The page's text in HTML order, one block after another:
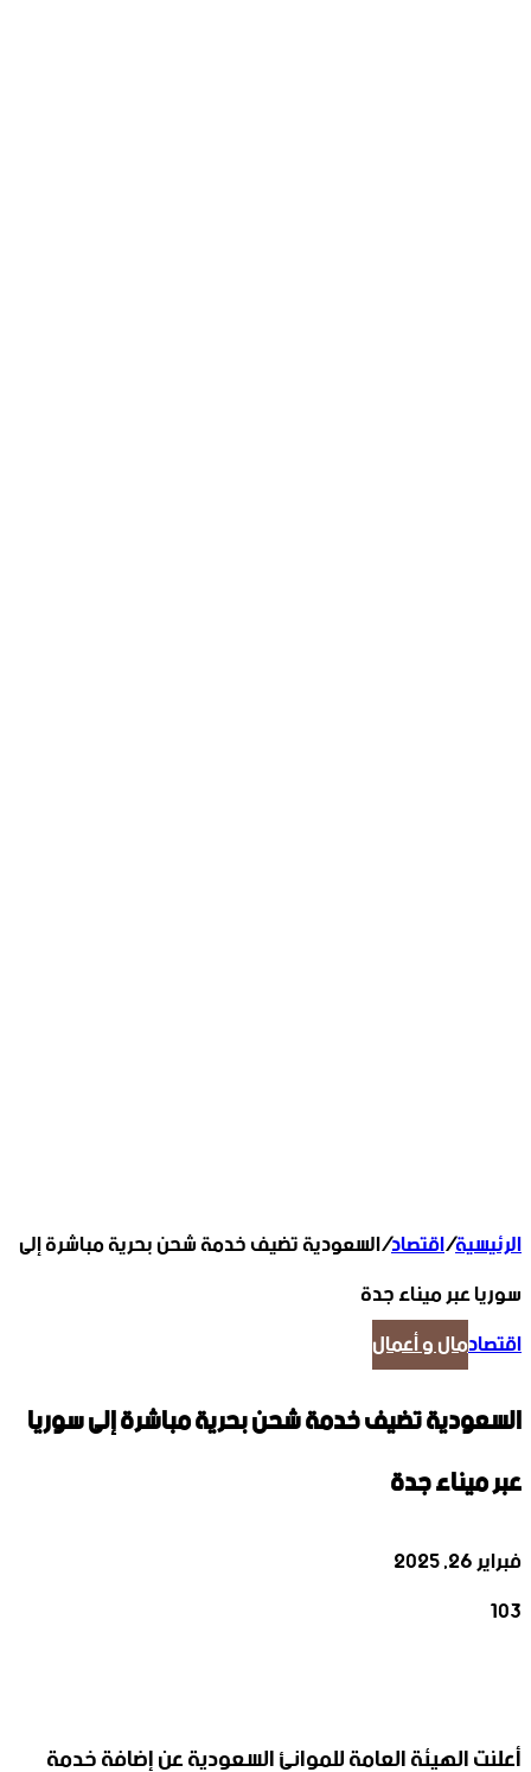
الرئيسية/اقتصاد/السعودية تضيف خدمة شحن بحرية مباشرة إلى
سوريا عبر ميناء جدة
اقتصادمال و أعمال
السعودية تضيف خدمة شحن بحرية مباشرة إلى سوريا
عبر ميناء جدة
فبراير 26, 2025
103
أعلنت الهيئة العامة للموانئ السعودية عن إضافة خدمة